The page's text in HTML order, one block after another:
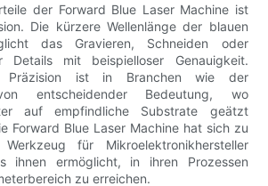
der Forward Blue Laser Machine ist
Die kürzere Wellenlänge der blauen
das Gravieren, Schneiden oder
Details mit beispielloser Genauigkeit.
Präzision ist in Branchen wie der
entscheidender Bedeutung, wo
auf empfindliche Substrate geätzt
Forward Blue Laser Machine hat sich zu
für Mikroelektronikhersteller
ihnen ermöglicht, in ihren Prozessen
zu erreichen.